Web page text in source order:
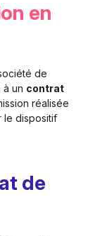
en
de
un contrat
réalisée
le dispositif
de